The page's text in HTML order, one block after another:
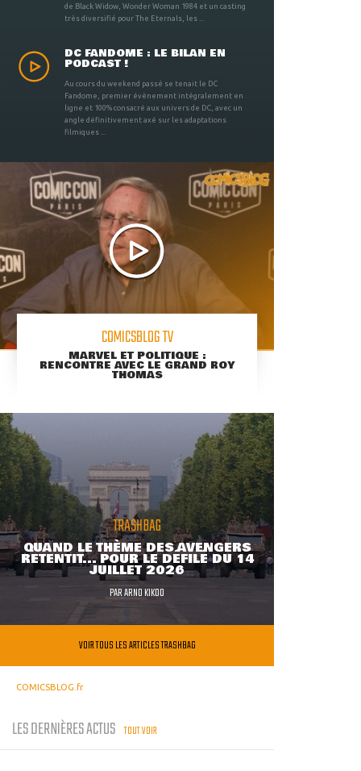
de Black Widow, Wonder Woman 1984 et un casting
très diversifié pour The Eternals, les ...
DC FANDOME : LE BILAN EN
PODCAST !
Au cours du weekend passé se tenait le DC
Fandome, premier évènement intégralement en
ligne et 100% consacré aux univers de DC, avec un
angle définitivement axé sur les adaptations
filmiques ...
COMICSBLOG TV
MARVEL ET POLITIQUE :
RENCONTRE AVEC LE GRAND ROY
THOMAS
TRASHBAG
QUAND LE THÈME DES AVENGERS
RETENTIT... POUR LE DÉFILÉ DU 14
JUILLET 2026
PARARNO KIKOO
VOIR TOUS LES ARTICLES TRASHBAG
COMICSBLOG.fr
LES DERNIÈRES ACTUS TOUT VOIR